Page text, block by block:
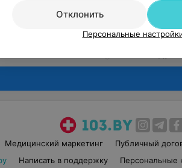
Медицинский маркетинг Публичный
Написать в поддержку Персональные
Отклонить
Персональные